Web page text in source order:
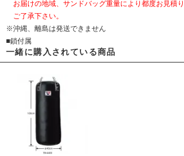
お届けの地域、サンドバッグ重量により都度お見積り
ご了承下さい。
※沖縄、離島は発送できません
■鎖付属
一緒に購入されている商品